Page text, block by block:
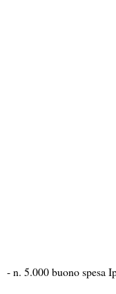
- n. 5.000 buono spesa